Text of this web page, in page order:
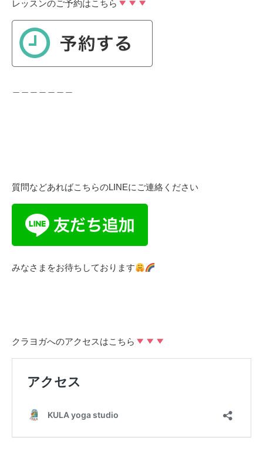
レッスンのご予約はこちら
質問などあればこちらのLINEにご連絡ください
みなさまをお待ちしております
クラヨガへのアクセスはこちら